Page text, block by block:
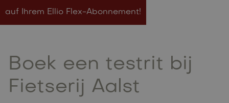
auf Ihrem Ellio Flex-Abonnement!
Boek een testrit bij
Fietserij Aalst